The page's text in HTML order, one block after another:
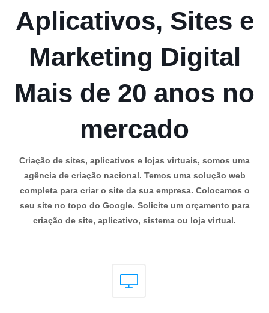
Aplicativos, Sites e
Marketing Digital
Mais de 20 anos no
mercado
Criação de sites, aplicativos e lojas virtuais, somos uma
agência de criação nacional. Temos uma solução web
completa para criar o site da sua empresa. Colocamos o
seu site no topo do Google. Solicite um orçamento para
criação de site, aplicativo, sistema ou loja virtual.